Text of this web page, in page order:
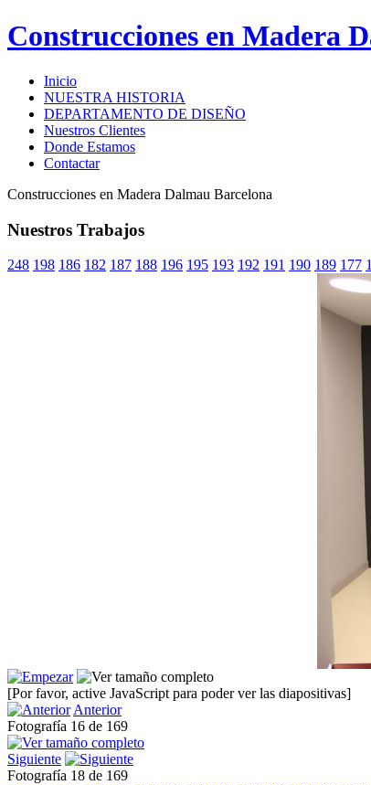
Construcciones en Madera
Inicio
NUESTRA HISTORIA
DEPARTAMENTO DE DISEÑO
Nuestros Clientes
Donde Estamos
Contactar
Construcciones en Madera Dalmau Barcelona
Nuestros Trabajos
248 198 186 182 187 188 196 195 193 192 191 190 189 177
[Por favor, active JavaScript para poder ver las diapositivas]
Anterior
Fotografía 16 de 169
Siguiente
Fotografía 18 de 169